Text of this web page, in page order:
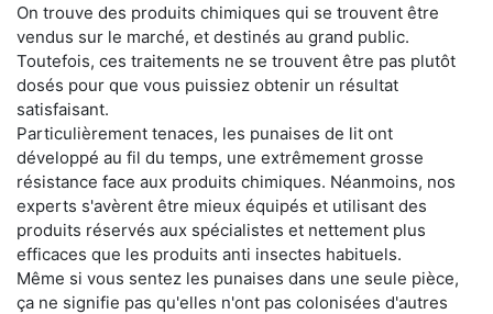
On trouve des produits chimiques qui se trouvent être
vendus sur le marché, et destinés au grand public.
Toutefois, ces traitements ne se trouvent être pas plutôt
dosés pour que vous puissiez obtenir un résultat
satisfaisant.
Particulièrement tenaces, les punaises de lit ont
développé au fil du temps, une extrêmement grosse
résistance face aux produits chimiques. Néanmoins, nos
experts s'avèrent être mieux équipés et utilisant des
produits réservés aux spécialistes et nettement plus
efficaces que les produits anti insectes habituels.
Même si vous sentez les punaises dans une seule pièce,
ça ne signifie pas qu'elles n'ont pas colonisées d'autres